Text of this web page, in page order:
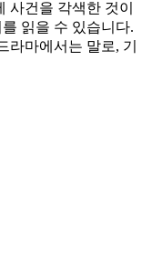
사건을 각색한 것이
읽을 수 있습니다.
라마에서는 말로, 기